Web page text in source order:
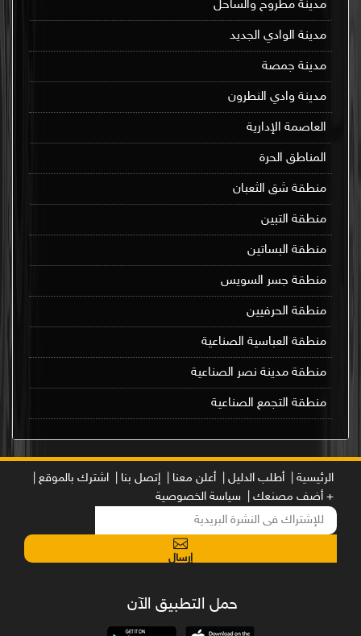
مدينة مطروح والساحل
مدينة الوادي الجديد
مدينة جمصة
مدينة وادي النطرون
العاصمة الإدارية
المناطق الحرة
منطقة شق الثعبان
منطقة التبين
منطقة البساتين
منطقة جسر السويس
منطقة الحرفيين
منطقة العباسية الصناعية
منطقة مدينة نصر الصناعية
منطقة التجمع الصناعية
الرئيسية | أطلب الدليل | أعلن معنا | إتصل بنا |
اشترك بالموقع |
+ أضف مصنعك |
سياسة الخصوصية
إرسال
حمل التطبيق الآن